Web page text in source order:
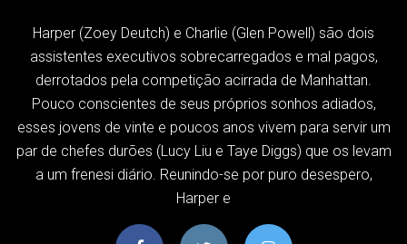
Harper (Zoey Deutch) e Charlie (Glen Powell) são dois
assistentes executivos sobrecarregados e mal pagos,
derrotados pela competição acirrada de Manhattan.
Pouco conscientes de seus próprios sonhos adiados,
esses jovens de vinte e poucos anos vivem para servir um
par de chefes durões (Lucy Liu e Taye Diggs) que os levam
a um frenesi diário. Reunindo-se por puro desespero,
Harper e